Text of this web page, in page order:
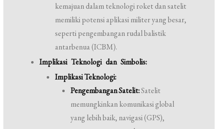
kemajuan dalam teknologi roket dan satelit
memiliki potensi aplikasi militer yang besar,
seperti pengembangan rudal balistik
antarbenua (ICBM).
Implikasi Teknologi dan Simbolis:
Implikasi Teknologi:
Pengembangan Satelit:Satelit
memungkinkan komunikasi global
yang lebih baik, navigasi (GPS),